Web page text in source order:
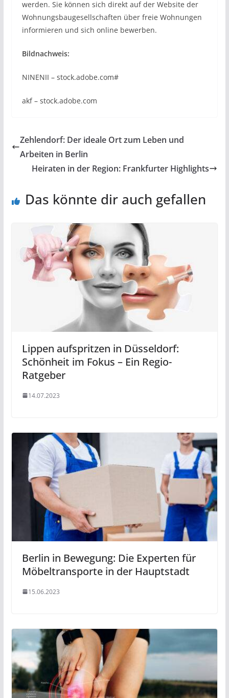
werden. Sie können sich direkt auf der Website der
Wohnungsbaugesellschaften über freie Wohnungen
informieren und sich online bewerben.
Bildnachweis:
NINENII – stock.adobe.com#
akf – stock.adobe.com
Zehlendorf: Der ideale Ort zum Leben und
Arbeiten in Berlin
Heiraten in der Region: Frankfurter Highlights
Das könnte dir auch gefallen
Lippen aufspritzen in Düsseldorf:
Schönheit im Fokus – Ein Regio-
Ratgeber
14.07.2023
Berlin in Bewegung: Die Experten für
Möbeltransporte in der Hauptstadt
15.06.2023